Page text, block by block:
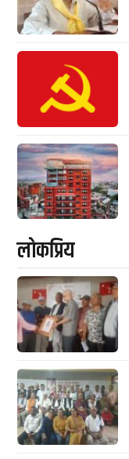
लाेकप्रिय